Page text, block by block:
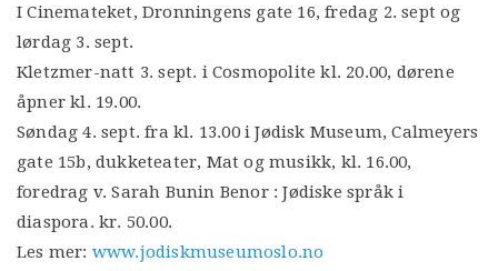
I Cinemateket, Dronningens gate 16, fredag 2. sept og
lørdag 3. sept.
Kletzmer-natt 3. sept. i Cosmopolite kl. 20.00, dørene
åpner kl. 19.00.
Søndag 4. sept. fra kl. 13.00 i Jødisk Museum, Calmeyers
gate 15b, dukketeater, Mat og musikk, kl. 16.00,
foredrag v. Sarah Bunin Benor : Jødiske språk i
diaspora. kr. 50.00.
Les mer: www.jodiskmuseumoslo.no